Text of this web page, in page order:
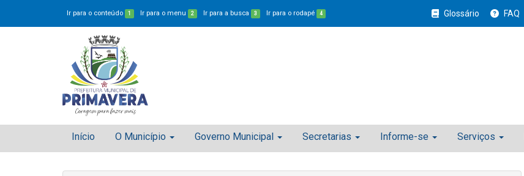
Ir para o conteúdo 1 Ir para o menu 2 Ir para a busca 3 Ir para o rodapé 4 Glossário FAQ
Início O Município Governo Municipal Secretarias Informe-se Serviços